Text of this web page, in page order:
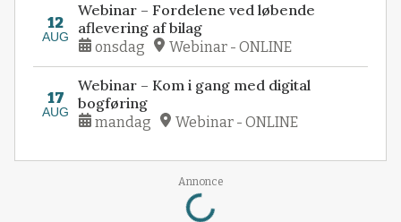
12
AUG
Webinar – Fordelene ved løbende
aflevering af bilag
onsdag Webinar - ONLINE
17
AUG
Webinar – Kom i gang med digital
bogføring
mandag Webinar - ONLINE
Annonce
Loading...